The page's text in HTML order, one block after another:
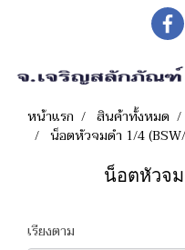
หน้าแรก สินค้าทั้งหมด
น็อตหัวจมดำ 1/4
น็อตหัวจม
เรียงตาม